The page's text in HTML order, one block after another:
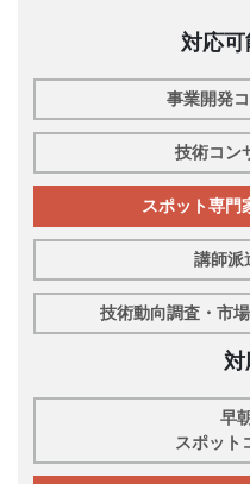
対応可
事業開発
技術コン
スポット専門
講師派
技術動向調査・市
対
早
スポット